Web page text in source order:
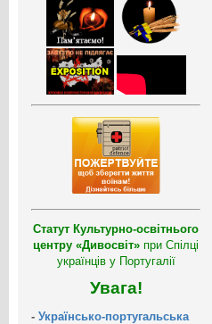
Статут Культурно-освітнього
центру «Дивосвіт» при Спілці
українців у Португалії
Увага!
- Українсько-португальська